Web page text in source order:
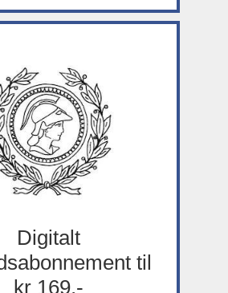
Digitalt
til
kr 169,-